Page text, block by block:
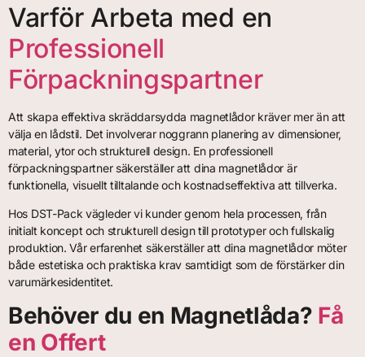
Varför Arbeta med en
Professionell
Förpackningspartner
Att skapa effektiva skräddarsydda magnetlådor kräver mer än att
välja en lådstil. Det involverar noggrann planering av dimensioner,
material, ytor och strukturell design. En professionell
förpackningspartner säkerställer att dina magnetlådor är
funktionella, visuellt tilltalande och kostnadseffektiva att tillverka.
Hos DST-Pack vägleder vi kunder genom hela processen, från
initialt koncept och strukturell design till prototyper och fullskalig
produktion. Vår erfarenhet säkerställer att dina magnetlådor möter
både estetiska och praktiska krav samtidigt som de förstärker din
varumärkesidentitet.
Behöver du en Magnetlåda? Få
en Offert